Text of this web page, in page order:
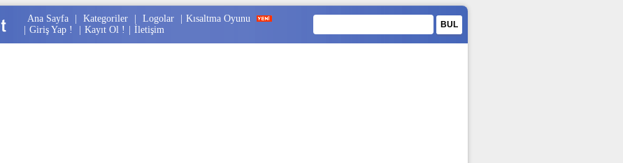
Ana Sayfa Kategoriler Logolar
Kısaltma Oyunu
Giriş Yap ! Kayıt Ol ! İletişim